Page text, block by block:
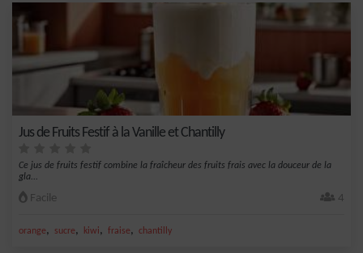
Jus de Fruits Festif à la Vanille et Chantilly
Ce jus de fruits festif combine la fraîcheur des fruits frais avec la douceur de la
gla...
Facile 4
orange, sucre, kiwi, fraise, chantilly